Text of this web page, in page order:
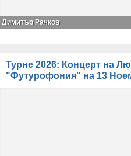
Димитър Рачков
Турне 2026: Концерт на
"Футурофония" на 13